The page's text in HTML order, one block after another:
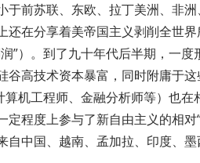
于前苏联、东欧、拉丁美洲、非
还在分享着美帝国主义剥削全世
”）。到了九十年代后半期，一
谷高技术资本暴富，同时附庸于
机工程师、金融分析师等）也
程度上参与了新自由主义的相
自中国、越南、孟加拉、印度、